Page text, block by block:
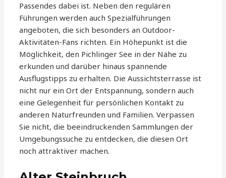
Passendes dabei ist. Neben den regulären
Führungen werden auch Spezialführungen
angeboten, die sich besonders an Outdoor-
Aktivitäten-Fans richten. Ein Höhepunkt ist die
Möglichkeit, den Pichlinger See in der Nähe zu
erkunden und darüber hinaus spannende
Ausflugstipps zu erhalten. Die Aussichtsterrasse ist
nicht nur ein Ort der Entspannung, sondern auch
eine Gelegenheit für persönlichen Kontakt zu
anderen Naturfreunden und Familien. Verpassen
Sie nicht, die beeindruckenden Sammlungen der
Umgebungssuche zu entdecken, die diesen Ort
noch attraktiver machen.